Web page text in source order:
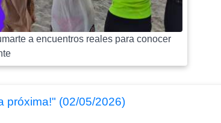
a encuentros reales para conocer
próxima!" (02/05/2026)